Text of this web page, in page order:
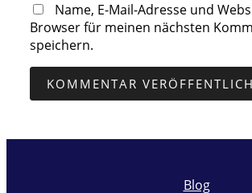
Name, E-Mail-Adresse und
Browser für meinen nächsten
speichern.
Blog